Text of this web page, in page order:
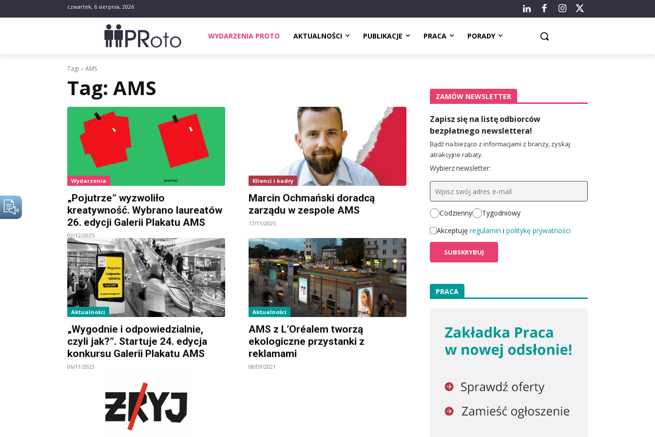
czwartek, 6 sierpnia, 2026
WYDARZENIA PROTO AKTUALNOŚCI PUBLIKACJE PRACA PORADY
Tagi AMS
Tag: AMS
Wydarzenia
„Pojutrze” wyzwoliło
kreatywność. Wybrano laureatów
26. edycji Galerii Plakatu AMS
02/12/2025
Klienci i kadry
Marcin Ochmański doradcą
zarządu w zespole AMS
17/11/2025
Aktualności
„Wygodnie i odpowiedzialnie,
czyli jak?”. Startuje 24. edycja
konkursu Galerii Plakatu AMS
06/11/2023
Aktualności
AMS z L’Oréalem tworzą
ekologiczne przystanki z
reklamami
08/09/2021
ZAMÓW NEWSLETTER
Zapisz się na listę odbiorców
bezpłatnego newslettera!
Bądź na bieżąco z informacjami z branży, zyskaj
atrakcyjne rabaty.
Wybierz newsletter:
Codzienny
Tygodniowy
Akceptuję regulamin i politykę prywatności
PRACA